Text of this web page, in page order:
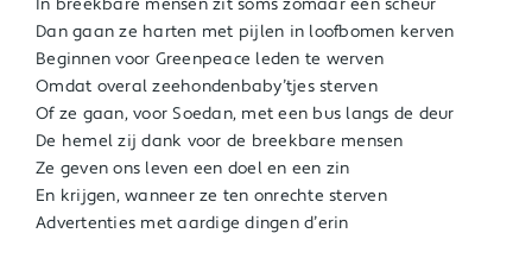
In breekbare mensen zit soms zomaar een scheur
Dan gaan ze harten met pijlen in loofbomen kerven
Beginnen voor Greenpeace leden te werven
Omdat overal zeehondenbaby’tjes sterven
Of ze gaan, voor Soedan, met een bus langs de deur
De hemel zij dank voor de breekbare mensen
Ze geven ons leven een doel en een zin
En krijgen, wanneer ze ten onrechte sterven
Advertenties met aardige dingen d’erin